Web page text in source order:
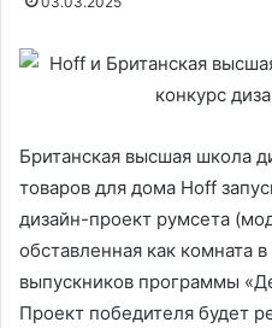
Британская высшая школа
товаров для дома Hoff
дизайн-проект румсета
обставленная как комната
выпускников программы
Проект победителя будет